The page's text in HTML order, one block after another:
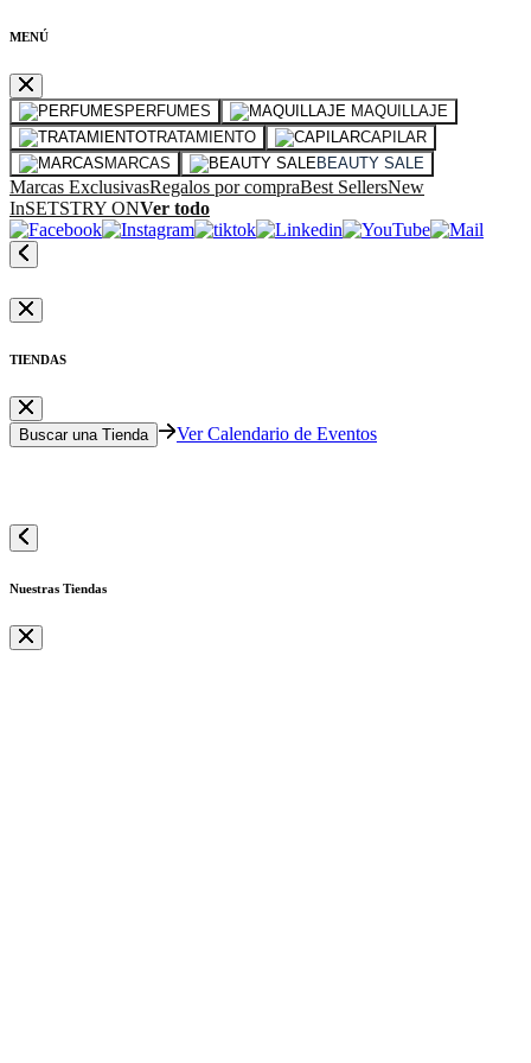
MENÚ
PERFUMES
MAQUILLAJE
TRATAMIENTO
CAPILAR
MARCAS
BEAUTY SALE
Marcas ExclusivasRegalos por compraBest SellersNew
InSETSTRY ONVer todo
TIENDAS
Buscar una Tienda Ver Calendario de Eventos
Nuestras Tiendas